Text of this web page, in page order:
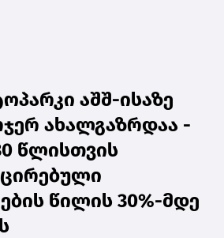
აშშ-ისაზე
ახალგაზრდაა -
წლისთვის
წილის 30%-მდე